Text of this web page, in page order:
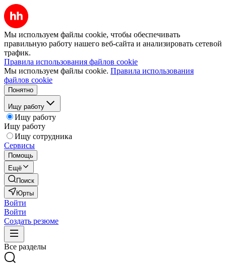
Мы используем файлы cookie, чтобы обеспечивать
правильную работу нашего веб-сайта и анализировать сетевой
трафик.
Правила использования файлов cookie
Мы используем файлы cookie. Правила использования
файлов cookie
Понятно
Ищу работу
Ищу работу
Ищу работу
Ищу сотрудника
Сервисы
Помощь
Ещё
Поиск
Юрты
Войти
Войти
Создать резюме
Все разделы